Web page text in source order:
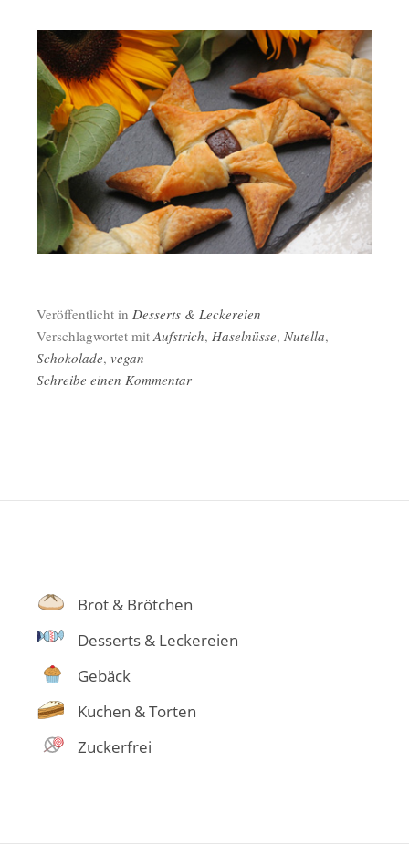
Veröffentlicht in Desserts & Leckereien
Verschlagwortet mitAufstrich, Haselnüsse, Nutella,
Schokolade, vegan
Schreibe einen Kommentar
Brot & Brötchen
Desserts & Leckereien
Gebäck
Kuchen & Torten
Zuckerfrei